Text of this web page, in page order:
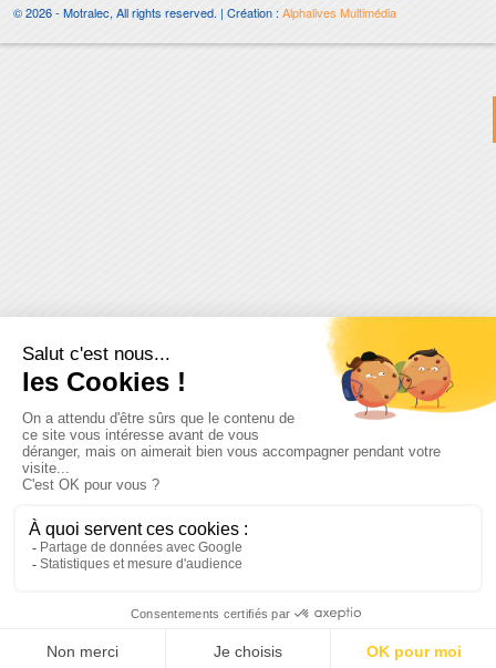
© 2026 - Motralec, All rights reserved. | Création :Alphalives Multimédia